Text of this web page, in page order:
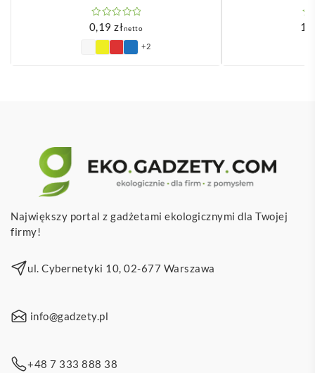
0,19złnetto
+2
Największy portal z gadżetami ekologicznymi dla Twojej
firmy!
ul. Cybernetyki 10, 02-677 Warszawa
info@gadzety.pl
+48 7 333 888 38